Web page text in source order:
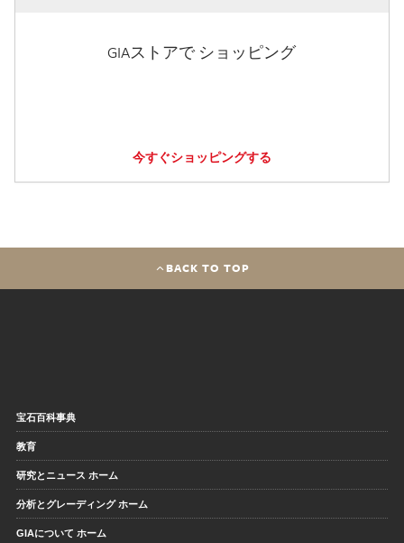
GIAストアで ショッピング
今すぐショッピングする
BACK TO TOP
宝石百科事典
教育
研究とニュース ホーム
分析とグレーディング ホーム
GIAについて ホーム